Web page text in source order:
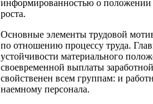
информированностью о положении
роста.
Основные элементы трудовой
по отношению процессу труда.
устойчивости материального
своевременной выплаты
свойственен всем группам: и
наемному персонала.